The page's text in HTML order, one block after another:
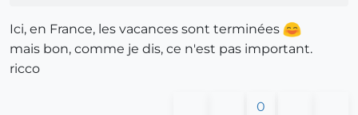
Ici, en France, les vacances sont terminées
mais bon, comme je dis, ce n'est pas important.
ricco
0